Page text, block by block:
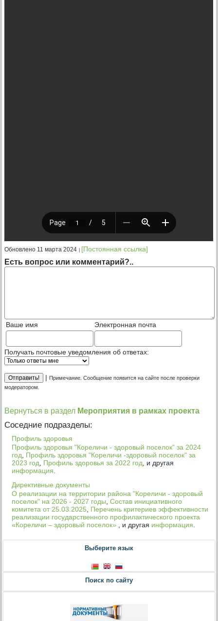
Обновлено 11 марта 2024 [Постоянная ссылка]
Есть вопрос или комментарий?..
Ваше имя Электронная почта
Получать почтовые уведомления об ответах:
|Примечание. Сообщение появится на сайте после проверки
модератором.
Вернуться в раздел Мероприятия в рамках проекта
Соседние подразделы:
Профиль здоровья
Профиль здоровья "Кореличи - здоровый поселок" за 2024
год
Профиль здоровья "Кореличи -здоровый поселок" за
2023 год
Профиль здоровья за 2022 год , и другая
информация
Директивные документы
О реализации на территории района "Кореличи - здоровый
поселок" на 2026 - 2027 годы ,Состав инициативного
комитета от 25.03.2025
Перечень критериев эффективности
реализации государственного профилактического проекта
«Кореличи – здоровый поселок»
, и другая информация
Выберите язык
Поиск по сайту